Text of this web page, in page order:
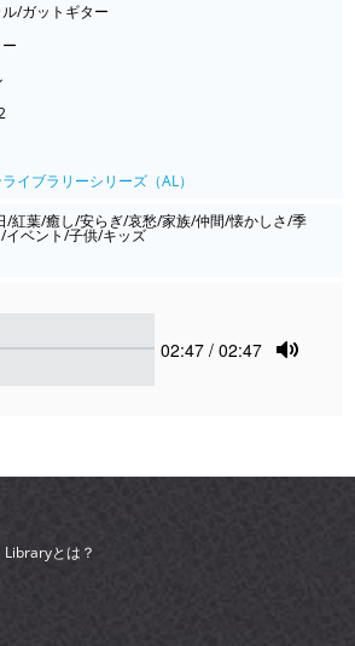
/ガットギター
ー
イブラリーシリーズ（AL）
/紅葉/癒し/安らぎ/哀愁/家族/仲間/懐かしさ/季
イベント/子供/キッズ
Current
02:47 / 02:47
とは？